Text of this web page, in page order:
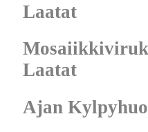
Laatat
Laatat
Ajan